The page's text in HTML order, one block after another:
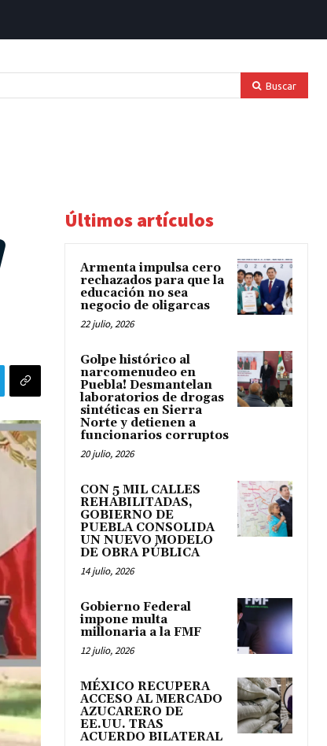
Buscar
Últimos artículos
Armenta impulsa cero
rechazados para que la
educación no sea
negocio de oligarcas
22 julio, 2026
Golpe histórico al
narcomenudeo en
Puebla! Desmantelan
laboratorios de drogas
sintéticas en Sierra
Norte y detienen a
funcionarios corruptos
20 julio, 2026
CON 5 MIL CALLES
REHABILITADAS,
GOBIERNO DE
PUEBLA CONSOLIDA
UN NUEVO MODELO
DE OBRA PÚBLICA
14 julio, 2026
Gobierno Federal
impone multa
millonaria a la FMF
12 julio, 2026
MÉXICO RECUPERA
ACCESO AL MERCADO
AZUCARERO DE
EE.UU. TRAS
ACUERDO BILATERAL